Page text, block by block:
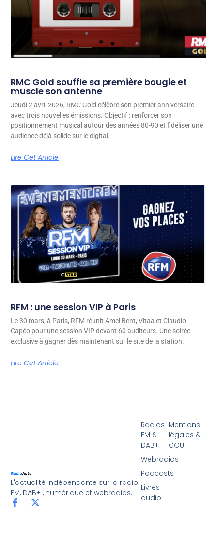
RMC Gold souffle sa première bougie et
muscle son antenne
Jeudi 2 avril 2026, RMC Gold célèbre son premier anniversaire
avec trois nouvelles émissions. Objectif : renforcer son
positionnement musical autour des années 80-90 et fidéliser une
audience déjà solide sur le digital.
Lire Cet Article
RFM : une session VIP à Paris
Le 30 mars, à Paris, RFM réunit Amel Bent, Vitaa et Claudio
Capéo pour une session VIP devant 60 auditeurs. Une soirée
exclusive à gagner dès maintenant sur le site de la station.
Lire Cet Article
L'actualité indépendante sur la radio
FM, DAB+ , numérique et webradios.
Radios
FM &
DAB+
Webradios
Podcasts
Livres
audio
Mentions
légales &
CGU